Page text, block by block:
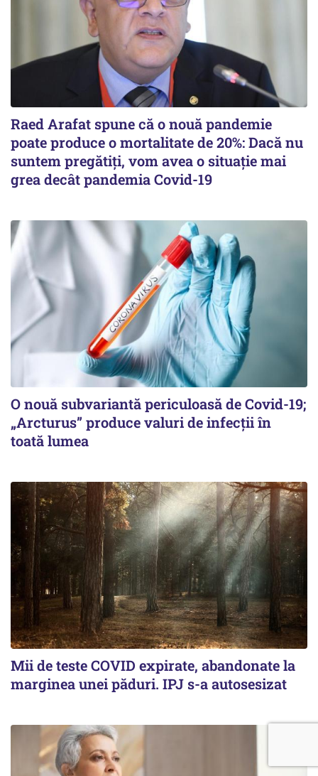
Raed Arafat spune că o nouă pandemie
poate produce o mortalitate de 20%: Dacă nu
suntem pregătiți, vom avea o situație mai
grea decât pandemia Covid-19
O nouă subvariantă periculoasă de Covid-19;
„Arcturus” produce valuri de infecții în
toată lumea
Mii de teste COVID expirate, abandonate la
marginea unei păduri. IPJ s-a autosesizat